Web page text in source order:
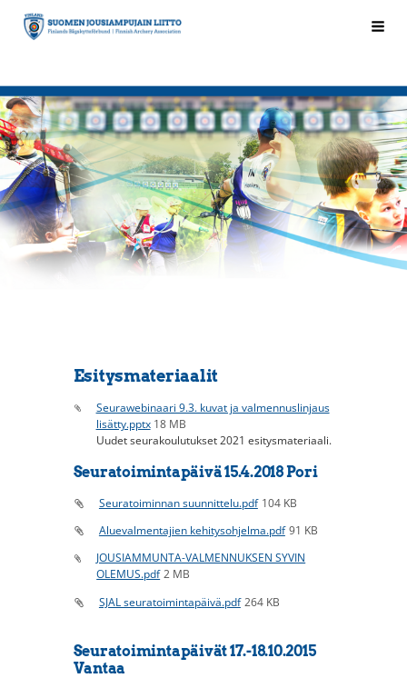
Siirry
sivun
Suomen Jousiampujain Liitto ry
Esitysmateriaalit
Seurawebinaari 9.3. kuvat ja valmennuslinjaus
lisätty.pptx 18 MB
Uudet seurakoulutukset 2021 esitysmateriaali.
Seuratoimintapäivä 15.4.2018 Pori
Seuratoiminnan suunnittelu.pdf 104 KB
Aluevalmentajien kehitysohjelma.pdf 91 KB
JOUSIAMMUNTA-VALMENNUKSEN SYVIN
OLEMUS.pdf 2 MB
SJAL seuratoimintapäivä.pdf 264 KB
Seuratoimintapäivät 17.-18.10.2015
Vantaa